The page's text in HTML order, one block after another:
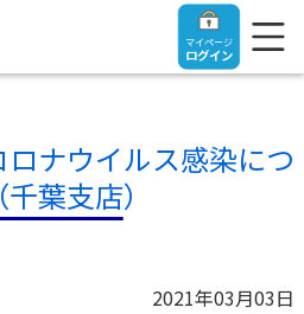
マイページ
ログイン
ナウイルス感染につ
葉支店）
2021年03月03日